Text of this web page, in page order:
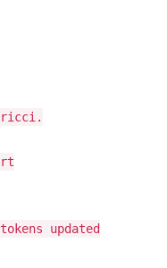
ricci.
updated